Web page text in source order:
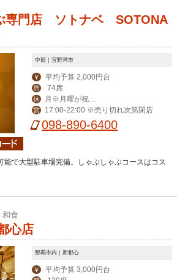
専門店 ソトナベ SOTONA
中部｜宜野湾市
￥ 平均予算 2,000円台
席 74席
休
の場合は火曜が定休
営 17:00-22:00 ※売り切れ次第閉店
098-890-6400
能で大型駐車場完備。しゃぶしゃぶコースはコス
和食
心店
那覇市内｜新都心
￥ 平均予算 3,000円台